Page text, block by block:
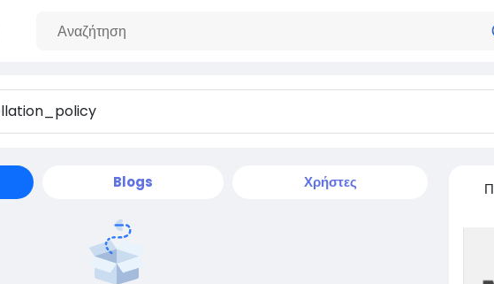
Blogs Χρήστες